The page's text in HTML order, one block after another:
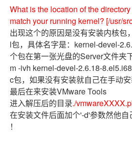
What is the location of the
match your running kernel? [/usr/
出现这个的原因是没有安装内核包
l包，具体名字是：kernel-devel-
个包在第一张光盘的Server文件夹
m -ivh kernel-devel-2.6.18-
c包，如果没有安装就自己在手动安
最后在来安装VMware Tools
进入解压后的目录./
在安装文件后面加个'-d'参数然他自
！